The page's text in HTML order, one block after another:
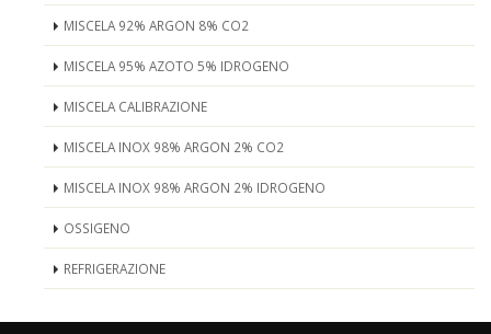
MISCELA 92% ARGON 8% CO2
MISCELA 95% AZOTO 5% IDROGENO
MISCELA CALIBRAZIONE
MISCELA INOX 98% ARGON 2% CO2
MISCELA INOX 98% ARGON 2% IDROGENO
OSSIGENO
REFRIGERAZIONE